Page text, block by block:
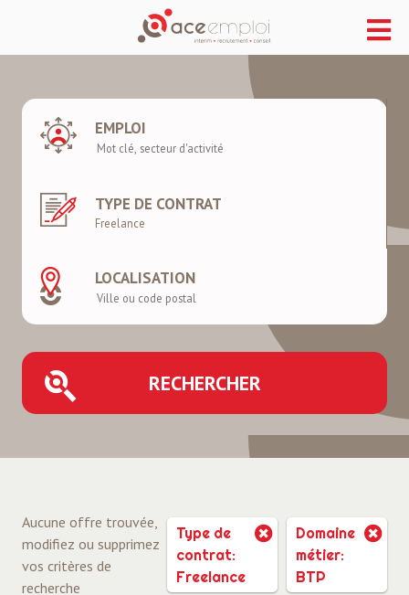
EMPLOI
TYPE DE CONTRAT
LOCALISATION
RECHERCHER
Aucune offre trouvée,
modifiez ou supprimez
vos critères de
recherche
Type de
contrat:
Freelance
Domaine
métier:
BTP